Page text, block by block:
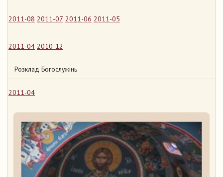
2011-08 2011-07 2011-06 2011-05
2011-04 2010-12
Розклад Богослужінь
2011-04